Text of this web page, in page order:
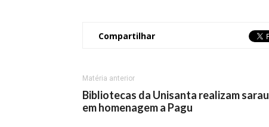
Compartilhar
Matéria anterior
Bibliotecas da Unisanta realizam sarau
em homenagem a Pagu